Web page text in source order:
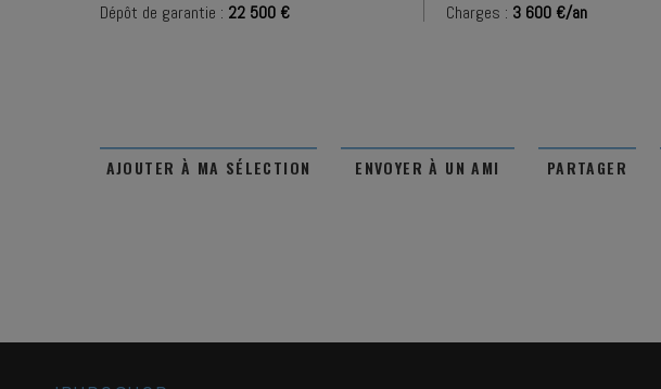
Dépôt de garantie : 22 500 €
Charges : 3 600 €/an
AJOUTER À MA SÉLECTION ENVOYER À UN AMI PARTAGER